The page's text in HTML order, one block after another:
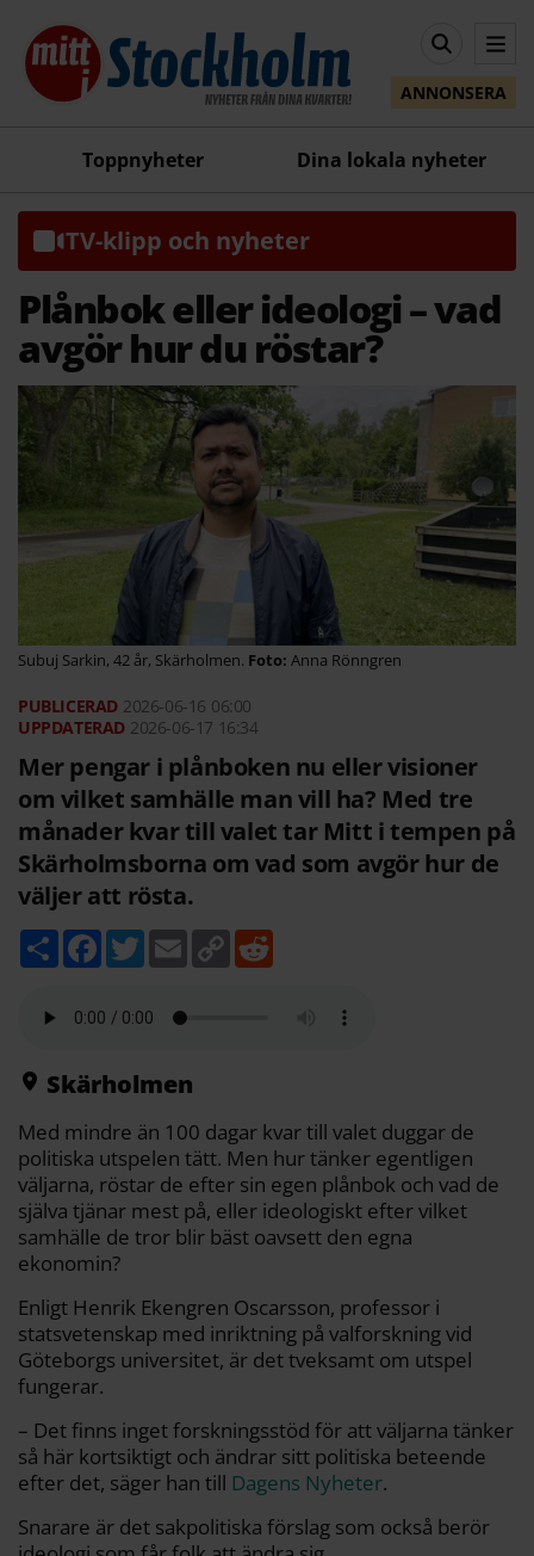
ANNONSERA
Toppnyheter Dina lokala nyheter
TV-klipp och nyheter
Plånbok eller ideologi – vad
avgör hur du röstar?
Subuj Sarkin, 42 år, Skärholmen. Anna Rönngren
2026-06-16 06:00
2026-06-17 16:34
Mer pengar i plånboken nu eller visioner
om vilket samhälle man vill ha? Med tre
månader kvar till valet tar Mitt i tempen på
Skärholmsborna om vad som avgör hur de
väljer att rösta.
D
e
F
c
b
k
T
w
t
E
m
a
C
o
p
Skärholmen
Med mindre än 100 dagar kvar till valet duggar de
politiska utspelen tätt. Men hur tänker egentligen
väljarna, röstar de efter sin egen plånbok och vad de
själva tjänar mest på, eller ideologiskt efter vilket
samhälle de tror blir bäst oavsett den egna
ekonomin?
Enligt Henrik Ekengren Oscarsson, professor i
statsvetenskap med inriktning på valforskning vid
Göteborgs universitet, är det tveksamt om utspel
fungerar.
– Det finns inget forskningsstöd för att väljarna tänker
så här kortsiktigt och ändrar sitt politiska beteende
efter det, säger han till Dagens Nyheter.
Snarare är det sakpolitiska förslag som också berör